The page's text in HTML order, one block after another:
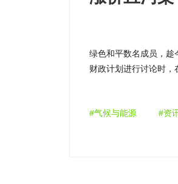
绿色和平数名成员，趁
财政计划进行讨论时，
#气候与能源 #资